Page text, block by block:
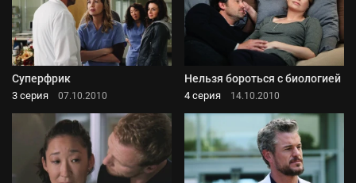
Суперфрик
3 серия 07.10.2010
Нельзя бороться с биологией
4 серия 14.10.2010